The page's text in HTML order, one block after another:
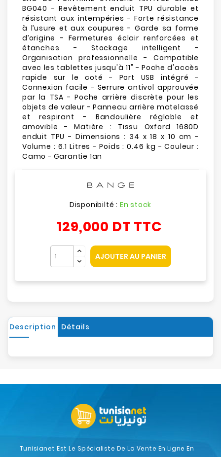
BG040 - Revêtement enduit TPU durable et
résistant aux intempéries - Forte résistance
à l’usure et aux coupures - Garde sa forme
d’origine - Fermetures éclair renforcées et
étanches - Stockage intelligent -
Organisation professionnelle - Compatible
avec les tablettes jusqu'à 11" - Poche d'accès
rapide sur le coté - Port USB intégré -
Connexion facile - Serrure antivol approuvée
par la TSA - Poche arrière discrète pour les
objets de valeur - Panneau arrière matelassé
et respirant - Bandoulière réglable et
amovible - Matière : Tissu Oxford 1680D
enduit TPU - Dimensions : 34 x 18 x 10 cm -
Volume : 6.1 Litres - Poids : 0.46 kg - Couleur :
Camo - Garantie 1an
Disponibilté : En stock
129,000 DT TTC
AJOUTER AU PANIER
Description Détails
Tunisianet Est Le Spécialiste De La Vente En Ligne En